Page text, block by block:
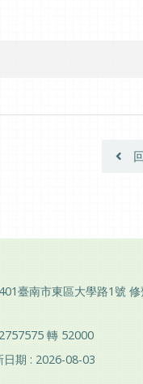
：臺南市東區大學路1號 修
： 轉 52000
日期 : 2026-08-03